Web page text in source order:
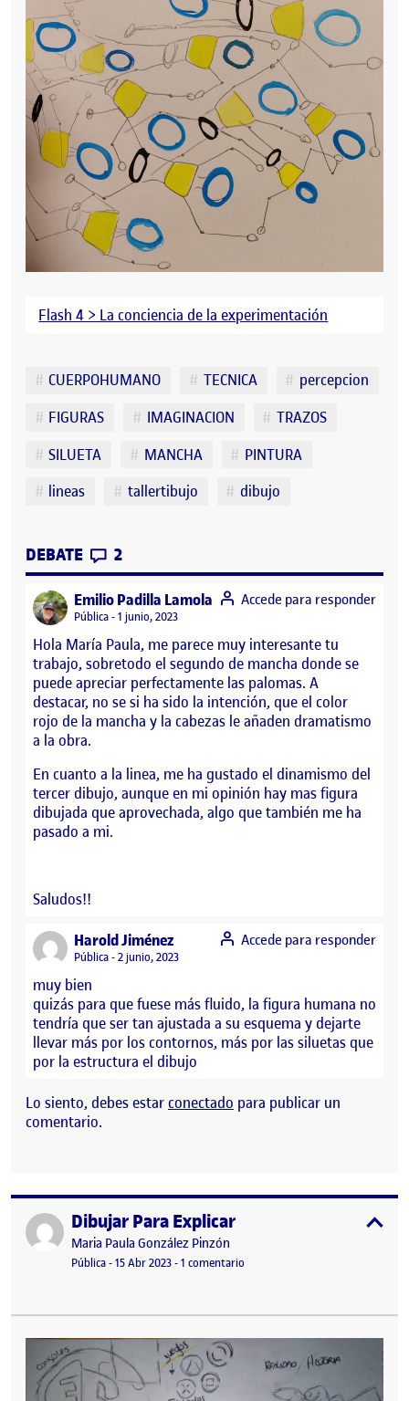
Flash 4 > La conciencia de la experimentación
Etiquetas
CUERPOHUMANO TECNICA
percepcion
FIGURAS
IMAGINACION
TRAZOS
SILUETA
MANCHA
PINTURA
lineas
tallertibujo dibujo
DEBATE CONTRIBUTIONS
2EN FLASH 4 > LA CONCIENCIA DE LA
Emilio Padilla Lamola says:
Visibilidad:
Pública 1 junio, 2023
Hola María Paula, me parece muy interesante tu
trabajo, sobretodo el segundo de mancha donde se
puede apreciar perfectamente las palomas. A
destacar, no se si ha sido la intención, que el color
rojo de la mancha y la cabezas le añaden dramatismo
a la obra.
En cuanto a la linea, me ha gustado el dinamismo del
tercer dibujo, aunque en mi opinión hay mas figura
dibujada que aprovechada, algo que también me ha
pasado a mi.
Saludos!!
Accede para responder
Harold Jiménezsays:
Visibilidad:
Pública 2 junio, 2023
muy bien
quizás para que fuese más fluido, la figura humana no
tendría que ser tan ajustada a su esquema y dejarte
llevar más por los contornos, más por las siluetas que
por la estructura el dibujo
Accede para responder
Lo siento, debes estarconectado para publicar un
comentario.
Publicado porDibujar Para Explicar
Publicado por
Maria Paula González Pinzón
Visibilidad:
Pública-Fecha de publicación
15 Abr 202316 abril, 2023 12:21 am
-1 comentario